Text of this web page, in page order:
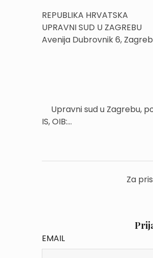
REPUBLIKA HRVATSKA
UPRAVNI SUD U ZAGREBU
Avenija Dubrovnik 6, Zagreb
Upravni sud u Zagrebu,
IS, OIB:...
Za
EMAIL